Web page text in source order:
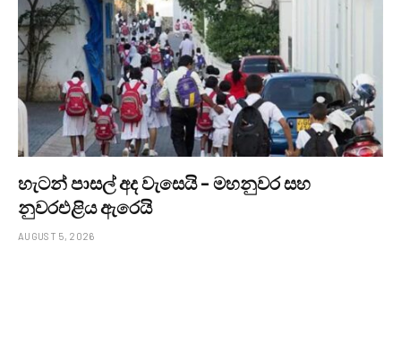
හැටන් පාසල් අද වැසෙයි – මහනුවර සහ
නුවරඑළිය ඇරෙයි
AUGUST 5, 2026